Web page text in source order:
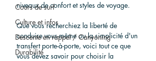
Cours de surf
Culture et infos
Descente en rappel / Canyoning
Durabilité
niveaux de confort et styles de voyage.
Que vous recherchiez la liberté de
conduire vous-même ou la simplicité d'un
transfert porte-à-porte, voici tout ce que
vous devez savoir pour choisir la